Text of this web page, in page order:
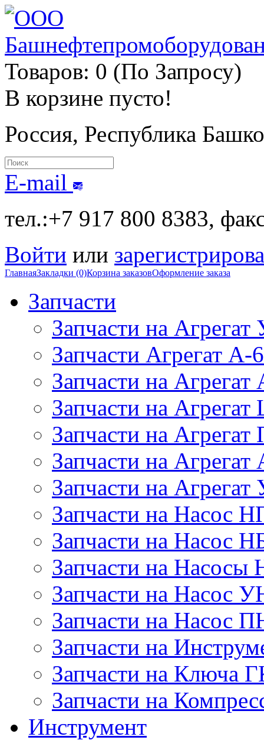
Товаров: 0 (По Запросу)
В корзине пусто!
Россия, Республика
E-mail
тел.:+7 917 800 8383,
Войти или
ГлавнаяЗакладки (0)Корзина заказовОформление заказа
Запчасти
Запчасти на
Запчасти Агрегат А-
Запчасти на
Запчасти на
Запчасти на
Запчасти на
Запчасти на
Запчасти на Насос
Запчасти на Насос
Запчасти на
Запчасти на Насос
Запчасти на Насос
Запчасти на
Запчасти на Ключа
Запчасти на
Инструмент